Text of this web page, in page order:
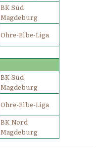
BK Süd
Magdeburg
Ohre-Elbe-Liga
BK Süd
Magdeburg
Ohre-Elbe-Liga
BK Nord
Magdeburg